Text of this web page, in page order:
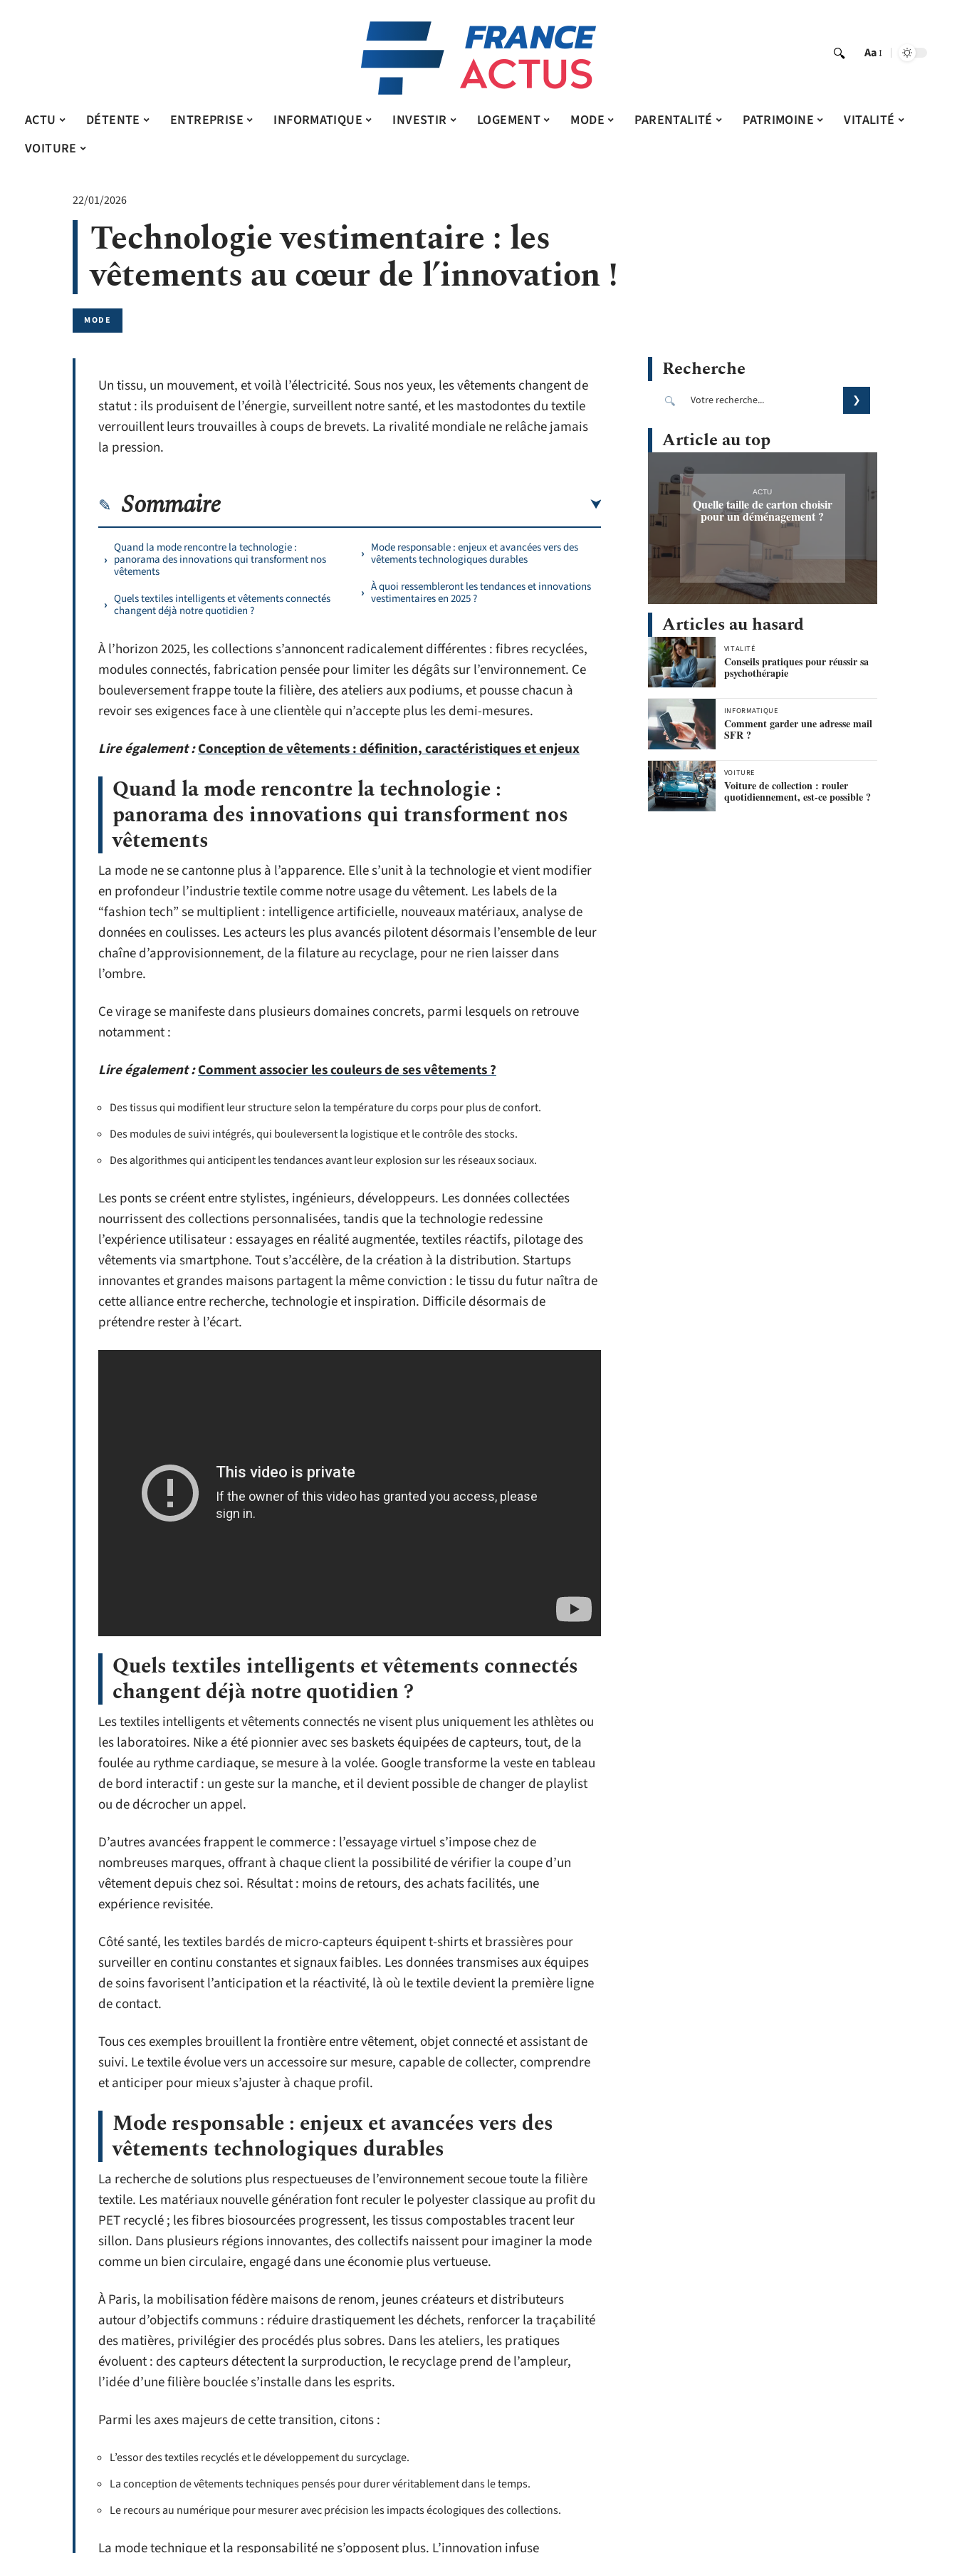
Aa
ACTU DÉTENTE ENTREPRISE INFORMATIQUE INVESTIR LOGEMENT MODE PARENTALITÉ PATRIMOINE
VITALITÉ
VOITURE
22/01/2026
Technologie vestimentaire : les
vêtements au cœur de l’innovation !
MODE
Un tissu, un mouvement, et voilà l’électricité. Sous nos yeux, les vêtements changent de
statut : ils produisent de l’énergie, surveillent notre santé, et les mastodontes du textile
verrouillent leurs trouvailles à coups de brevets. La rivalité mondiale ne relâche jamais
la pression.
Sommaire
Quand la mode rencontre la technologie :
panorama des innovations qui transforment nos
vêtements
Quels textiles intelligents et vêtements connectés
changent déjà notre quotidien ?
Mode responsable : enjeux et avancées vers des
vêtements technologiques durables
À quoi ressembleront les tendances et innovations
vestimentaires en 2025 ?
À l’horizon 2025, les collections s’annoncent radicalement différentes : fibres recyclées,
modules connectés, fabrication pensée pour limiter les dégâts sur l’environnement. Ce
bouleversement frappe toute la filière, des ateliers aux podiums, et pousse chacun à
revoir ses exigences face à une clientèle qui n’accepte plus les demi-mesures.
Lire également :Conception de vêtements : définition, caractéristiques et enjeux
Quand la mode rencontre la technologie :
panorama des innovations qui transforment nos
vêtements
La mode ne se cantonne plus à l’apparence. Elle s’unit à la technologie et vient modifier
en profondeur l’industrie textile comme notre usage du vêtement. Les labels de la
“fashion tech” se multiplient : intelligence artificielle, nouveaux matériaux, analyse de
données en coulisses. Les acteurs les plus avancés pilotent désormais l’ensemble de leur
chaîne d’approvisionnement, de la filature au recyclage, pour ne rien laisser dans
l’ombre.
Ce virage se manifeste dans plusieurs domaines concrets, parmi lesquels on retrouve
notamment :
Lire également :Comment associer les couleurs de ses vêtements ?
Des tissus qui modifient leur structure selon la température du corps pour plus de confort.
Des modules de suivi intégrés, qui bouleversent la logistique et le contrôle des stocks.
Des algorithmes qui anticipent les tendances avant leur explosion sur les réseaux sociaux.
Les ponts se créent entre stylistes, ingénieurs, développeurs. Les données collectées
nourrissent des collections personnalisées, tandis que la technologie redessine
l’expérience utilisateur : essayages en réalité augmentée, textiles réactifs, pilotage des
vêtements via smartphone. Tout s’accélère, de la création à la distribution. Startups
innovantes et grandes maisons partagent la même conviction : le tissu du futur naîtra de
cette alliance entre recherche, technologie et inspiration. Difficile désormais de
prétendre rester à l’écart.
Quels textiles intelligents et vêtements connectés
changent déjà notre quotidien ?
Les textiles intelligents et vêtements connectés ne visent plus uniquement les athlètes ou
les laboratoires. Nike a été pionnier avec ses baskets équipées de capteurs, tout, de la
foulée au rythme cardiaque, se mesure à la volée. Google transforme la veste en tableau
de bord interactif : un geste sur la manche, et il devient possible de changer de playlist
ou de décrocher un appel.
D’autres avancées frappent le commerce : l’essayage virtuel s’impose chez de
nombreuses marques, offrant à chaque client la possibilité de vérifier la coupe d’un
vêtement depuis chez soi. Résultat : moins de retours, des achats facilités, une
expérience revisitée.
Côté santé, les textiles bardés de micro-capteurs équipent t-shirts et brassières pour
surveiller en continu constantes et signaux faibles. Les données transmises aux équipes
de soins favorisent l’anticipation et la réactivité, là où le textile devient la première ligne
de contact.
Tous ces exemples brouillent la frontière entre vêtement, objet connecté et assistant de
suivi. Le textile évolue vers un accessoire sur mesure, capable de collecter, comprendre
et anticiper pour mieux s’ajuster à chaque profil.
Mode responsable : enjeux et avancées vers des
vêtements technologiques durables
La recherche de solutions plus respectueuses de l’environnement secoue toute la filière
textile. Les matériaux nouvelle génération font reculer le polyester classique au profit du
PET recyclé ; les fibres biosourcées progressent, les tissus compostables tracent leur
sillon. Dans plusieurs régions innovantes, des collectifs naissent pour imaginer la mode
comme un bien circulaire, engagé dans une économie plus vertueuse.
À Paris, la mobilisation fédère maisons de renom, jeunes créateurs et distributeurs
autour d’objectifs communs : réduire drastiquement les déchets, renforcer la traçabilité
des matières, privilégier des procédés plus sobres. Dans les ateliers, les pratiques
évoluent : des capteurs détectent la surproduction, le recyclage prend de l’ampleur,
l’idée d’une filière bouclée s’installe dans les esprits.
Parmi les axes majeurs de cette transition, citons :
L’essor des textiles recyclés et le développement du surcyclage.
La conception de vêtements techniques pensés pour durer véritablement dans le temps.
Le recours au numérique pour mesurer avec précision les impacts écologiques des collections.
La mode technique et la responsabilité ne s’opposent plus. L’innovation infuse
Recherche
Article au top
ACTU
Quelle taille de carton choisir
pour un déménagement ?
Articles au hasard
VITALITÉ
Conseils pratiques pour réussir sa
psychothérapie
INFORMATIQUE
Comment garder une adresse mail
SFR ?
VOITURE
Voiture de collection : rouler
quotidiennement, est-ce possible ?